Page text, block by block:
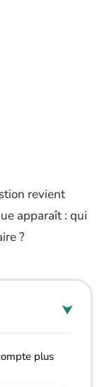
revient
apparaît : qui
?
plus